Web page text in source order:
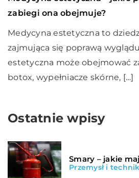
zabiegi ona obejmuje?
Medycyna estetyczna to
zajmująca się poprawą
estetyczna może obejmować
botox, wypełniacze skórne, […]
Ostatnie wpisy
Smary – jakie
Przemysł i